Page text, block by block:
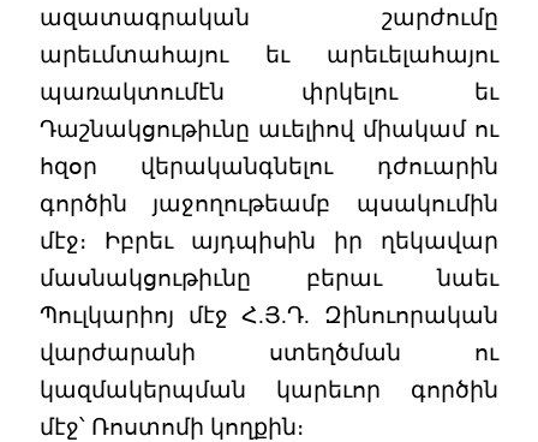
ազատագրական շարժումը
արեւմտահայու եւ արեւելահայու
պառակտումէն փրկելու եւ
Դաշնակցութիւնը աւելիով միակամ ու
հզօր վերականգնելու դժուարին
գործին յաջողութեամբ պսակումին
մէջ։ Իբրեւ այդպիսին իր ղեկավար
մասնակցութիւնը բերաւ նաեւ
Պուլկարիոյ մէջ Հ.Յ.Դ. Զինուորական
վարժարանի ստեղծման ու
կազմակերպման կարեւոր գործին
մէջ՝ Ռոստոմի կողքին։